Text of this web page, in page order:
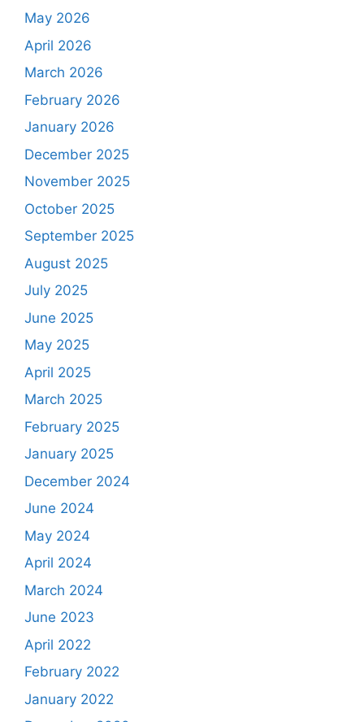
May 2026
April 2026
March 2026
February 2026
January 2026
December 2025
November 2025
October 2025
September 2025
August 2025
July 2025
June 2025
May 2025
April 2025
March 2025
February 2025
January 2025
December 2024
June 2024
May 2024
April 2024
March 2024
June 2023
April 2022
February 2022
January 2022